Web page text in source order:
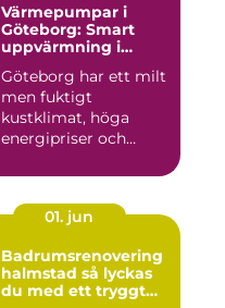
Värmepumpar i
Göteborg: Smart
uppvärmning i
Göteborg har ett milt
men fuktigt
kustklimat, höga
energipriser och
01. jun
Badrumsrenovering
halmstad så lyckas
du med ett tryggt